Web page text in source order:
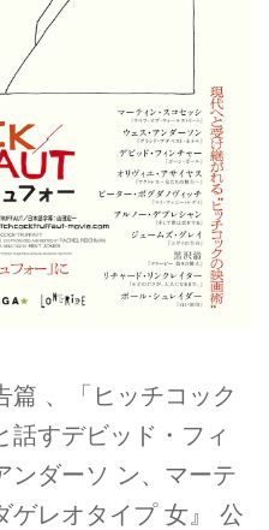
篇 、「ヒッチコック
話すデビッド・フィ
ンダーソ ン、マーテ
ゲレオタイプ 女』 公